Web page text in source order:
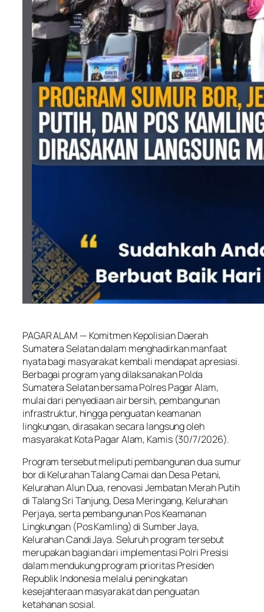
PAGAR ALAM — Komitmen Kepolisian Daerah
Sumatera Selatan dalam menghadirkan manfaat
nyata bagi masyarakat kembali mendapat apresiasi.
Berbagai program yang dilaksanakan Polda
Sumatera Selatan bersama Polres Pagar Alam,
mulai dari penyediaan air bersih, pembangunan
infrastruktur, hingga penguatan keamanan
lingkungan, dirasakan secara langsung oleh
masyarakat Kota Pagar Alam, Kamis (30/7/2026).
Program tersebut meliputi pembangunan dua sumur
bor di Kelurahan Talang Camai dan Desa Petani,
Kelurahan Alun Dua, renovasi Jembatan Merah Putih
di Talang Sri Tanjung, Desa Meringang, Kelurahan
Perjaya, serta pembangunan Pos Keamanan
Lingkungan (Pos Kamling) di Sumber Jaya,
Kelurahan Candi Jaya. Seluruh program tersebut
merupakan bagian dari implementasi Polri Presisi
dalam mendukung program prioritas Presiden
Republik Indonesia melalui peningkatan
kesejahteraan masyarakat dan penguatan
ketahanan sosial.